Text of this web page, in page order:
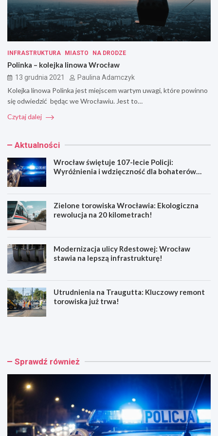
INFRASTRUKTURA MIASTO NA DRODZE
Polinka – kolejka linowa Wrocław
13 grudnia 2021 Paulina Adamczyk
Kolejka linowa Polinka jest miejscem wartym uwagi, które powinno
się odwiedzić będąc we Wrocławiu. Jest to…
Czytaj dalej
Aktualności
Wrocław świętuje 107-lecie Policji:
Wyróżnienia i wdzięczność dla bohaterów
Zielone torowiska Wrocławia: Ekologiczna
rewolucja na 20 kilometrach!
Modernizacja ulicy Rdestowej: Wrocław
stawia na lepszą infrastrukturę!
Utrudnienia na Traugutta: Kluczowy remont
torowiska już trwa!
W
a
i
u
Z
n
r
i
Sprawdź również